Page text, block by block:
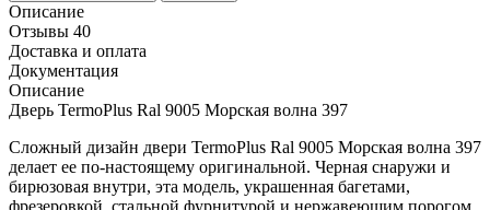
Описание
Отзывы 40
Доставка и оплата
Документация
Описание
Дверь TermoPlus Ral 9005 Морская волна 397
Сложный дизайн двери TermoPlus Ral 9005 Морская волна 397
делает ее по-настоящему оригинальной. Черная снаружи и
бирюзовая внутри, эта модель, украшенная багетами,
фрезеровкой, стальной фурнитурой и нержавеющим порогом